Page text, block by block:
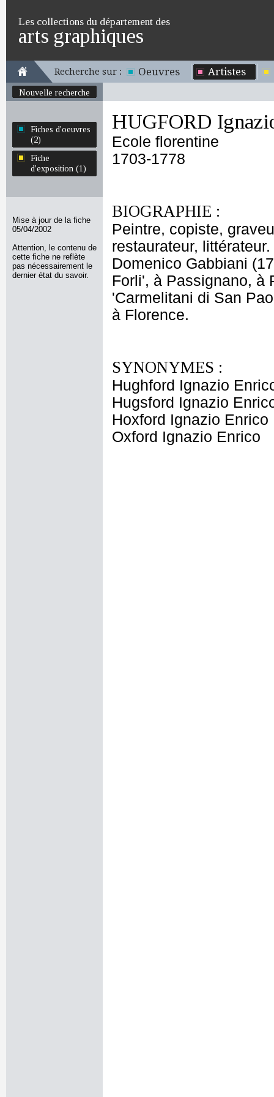
Les collections du département des
arts graphiques
Recherche sur : Oeuvres Artistes
Nouvelle recherche
Fiches d'oeuvres
(2)
Fiche
d'exposition (1)
Mise à jour de la fiche
05/04/2002
Attention, le contenu de
cette fiche ne reflète
pas nécessairement le
dernier état du savoir.
HUGFORD
Ecole florentine
1703-1778
BIOGRAPHIE :
Peintre, copiste,
restaurateur,
Domenico Gabbiani
Forli', à Passignano, à
'Carmelitani di San
à Florence.
SYNONYMES :
Hughford Ignazio
Hugsford Ignazio
Hoxford Ignazio Enrico
Oxford Ignazio Enrico